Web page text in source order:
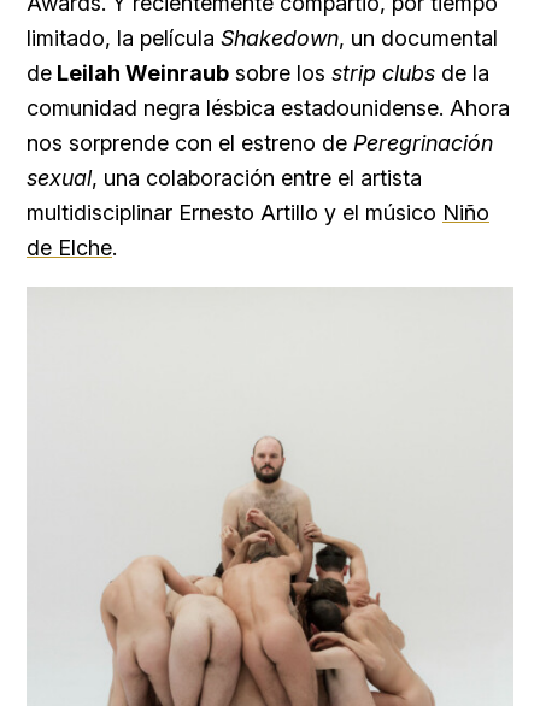
limitado, la película Shakedown, un documental
de Leilah Weinraub sobre los strip clubs de la
comunidad negra lésbica estadounidense. Ahora
nos sorprende con el estreno de Peregrinación
sexual, una colaboración entre el artista
multidisciplinar Ernesto Artillo y el músico Niño
de Elche.